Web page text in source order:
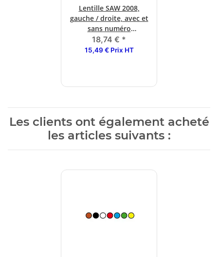
Lentille SAW 2008,
gauche / droite, avec et
sans numéro
d'identification
18,74 € *
15,49 € Prix HT
Les clients ont également acheté
les articles suivants :